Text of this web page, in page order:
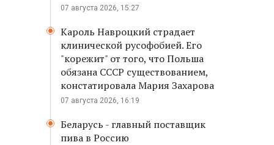
07 августа 2026, 15:27
Кароль Навроцкий страдает
клинической русофобией. Его
"корежит" от того, что Польша
обязана СССР существованием,
констатировала Мария Захарова
07 августа 2026, 16:19
Беларусь - главный поставщик
пива в Россию